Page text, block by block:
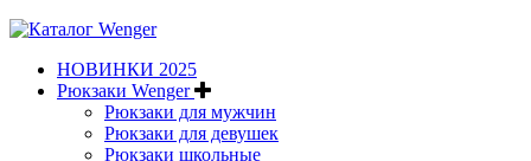
НОВИНКИ 2025
Рюкзаки Wenger
Рюкзаки для мужчин
Рюкзаки для девушек
Рюкзаки школьные